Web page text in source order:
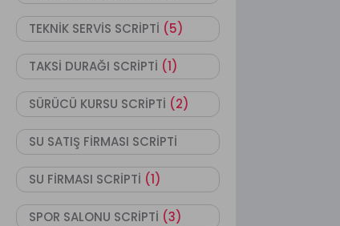
TEKNİK SERVİS SCRİPTİ (5)
TAKSİ DURAĞI SCRİPTİ (1)
SÜRÜCÜ KURSU SCRİPTİ (2)
SU SATIŞ FİRMASI SCRİPTİ
SU FİRMASI SCRİPTİ (1)
SPOR SALONU SCRİPTİ (3)